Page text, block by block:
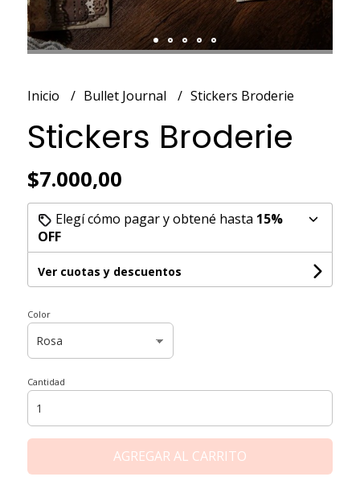
Inicio Bullet Journal Stickers Broderie
Stickers Broderie
$7.000,00
Elegí cómo pagar y obtené hasta 15%
OFF
Ver cuotas y descuentos
Color
Cantidad
AGREGAR AL CARRITO